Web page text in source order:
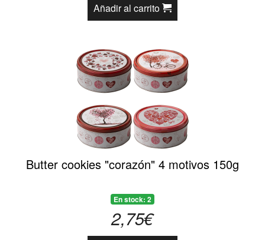
Añadir al carrito
Butter cookies "corazón" 4 motivos 150g
En stock: 2
2,75€